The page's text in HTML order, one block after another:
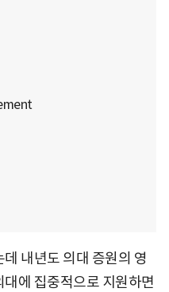
내년도 의대 증원의 영
에 집중적으로 지원하면